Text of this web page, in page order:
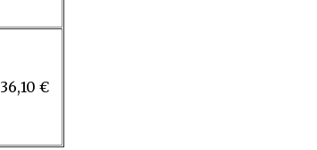
36,10 €